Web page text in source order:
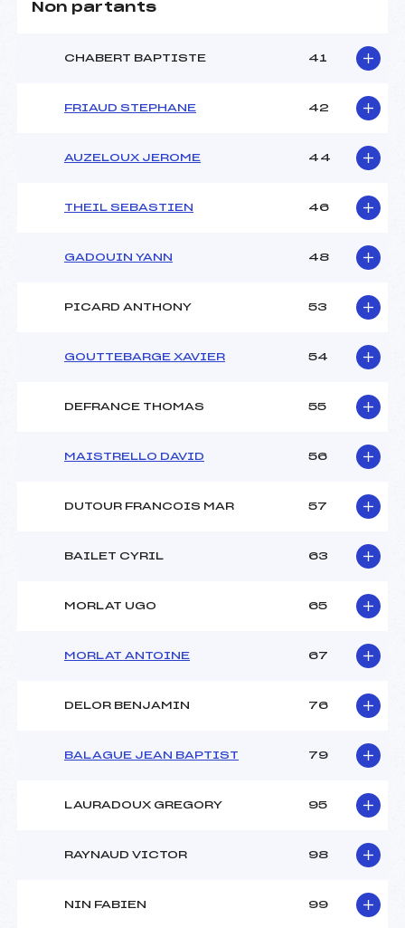
Non partants
CHABERT BAPTISTE 41
FRIAUD STEPHANE 42
AUZELOUX JEROME 44
THEIL SEBASTIEN 46
GADOUIN YANN 48
PICARD ANTHONY 53
GOUTTEBARGE XAVIER 54
DEFRANCE THOMAS 55
MAISTRELLO DAVID 56
DUTOUR FRANCOIS MAR 57
BAILET CYRIL 63
MORLAT UGO 65
MORLAT ANTOINE 67
DELOR BENJAMIN 76
BALAGUE JEAN BAPTIST 79
LAURADOUX GREGORY 95
RAYNAUD VICTOR 98
NIN FABIEN 99